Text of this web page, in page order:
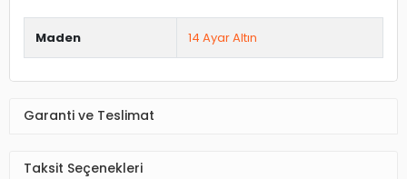
Maden 14 Ayar Altın
Garanti ve Teslimat
Taksit Seçenekleri